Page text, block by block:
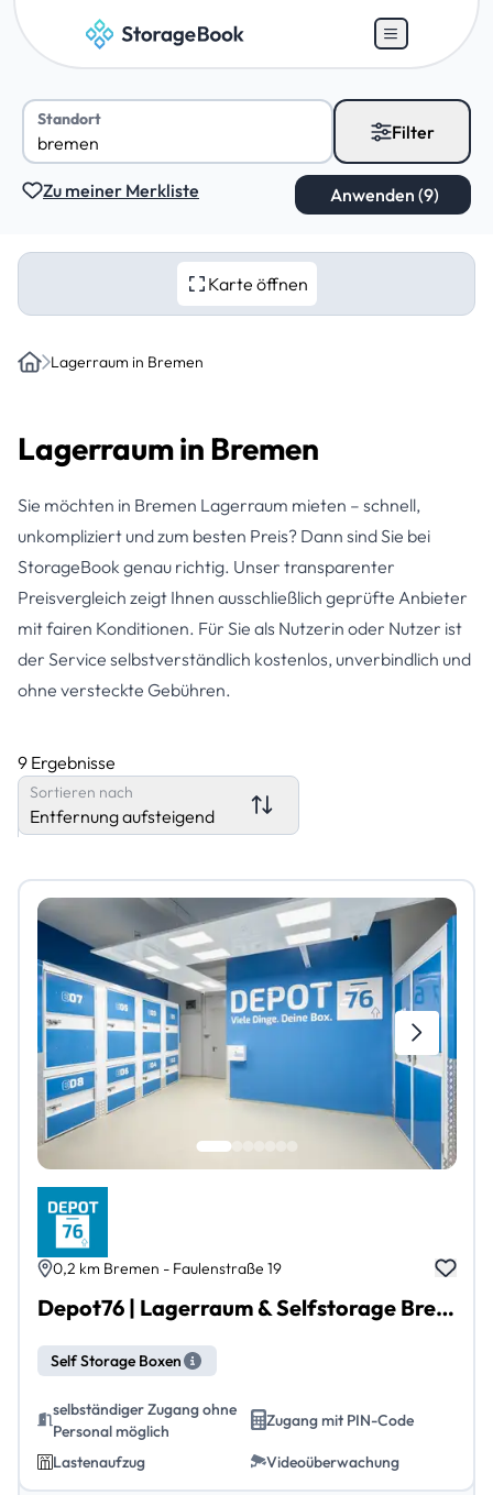
Standort
Filter
Zu meiner Merkliste
Karte öffnen
Lagerraum in Bremen
Lagerraum in Bremen
Sie möchten in Bremen Lagerraum mieten – schnell,
unkompliziert und zum besten Preis? Dann sind Sie bei
StorageBook genau richtig. Unser transparenter
Preisvergleich zeigt Ihnen ausschließlich geprüfte Anbieter
mit fairen Konditionen. Für Sie als Nutzerin oder Nutzer ist
der Service selbstverständlich kostenlos, unverbindlich und
ohne versteckte Gebühren.
9 Ergebnisse
Sortieren nach
Entfernung aufsteigend
0,2 km Bremen - Faulenstraße 19
Depot76 | Lagerraum & Selfstorage Bremen | Faulenstraße 19 Bremen Mitte
Self Storage Boxen
selbständiger Zugang ohne
Personal möglich
Zugang mit PIN-Code
Lastenaufzug Videoüberwachung